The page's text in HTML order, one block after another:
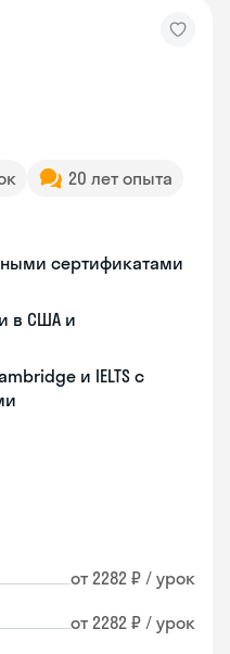
20 лет опыта
сертификатами
в США и
и IELTS с
от 2282 ₽ / урок
от 2282 ₽ / урок